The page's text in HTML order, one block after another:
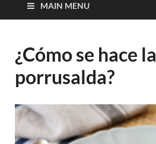
MAIN MENU
¿Cómo se hace la
porrusalda?